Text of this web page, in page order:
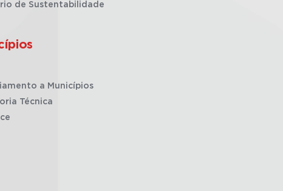
de Sustentabilidade
a Municípios
Técnica